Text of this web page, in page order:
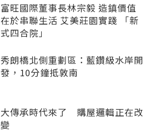
富旺國際董事長林宗毅 造鎮價值
在於串聯生活 艾美莊園實踐 「新
式四合院」
秀朗橋北側重劃區：藍鑽級水岸開
發，10分鐘抵敦南
大傳承時代來了 購屋邏輯正在改
變